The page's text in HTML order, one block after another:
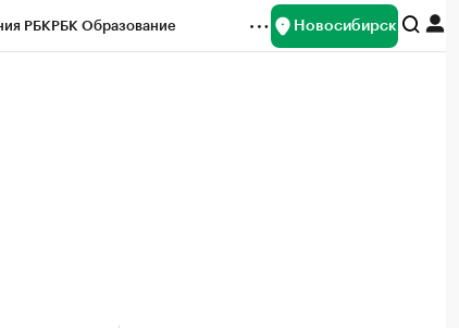
РБКРБК Образование Новосибирск